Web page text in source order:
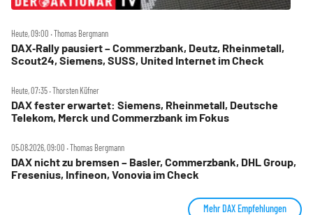
Heute, 09:00 ‧ Thomas Bergmann
DAX‑Rally pausiert – Commerzbank, Deutz, Rheinmetall,
Scout24, Siemens, SUSS, United Internet im Check
Heute, 07:35 ‧ Thorsten Küfner
DAX fester erwartet: Siemens, Rheinmetall, Deutsche
Telekom, Merck und Commerzbank im Fokus
05.08.2026, 09:00 ‧ Thomas Bergmann
DAX nicht zu bremsen – Basler, Commerzbank, DHL Group,
Fresenius, Infineon, Vonovia im Check
Mehr DAX Empfehlungen